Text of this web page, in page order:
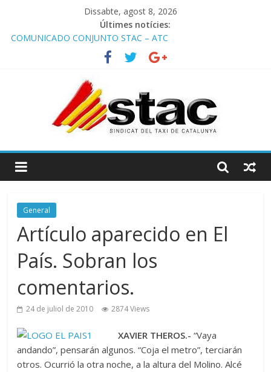
Dissabte, agost 8, 2026
Últimes notícies:
COMUNICADO CONJUNTO STAC – ATC
Comunicado STAC/ ATC de la reunión con los Mossos d
‘Esquadra del aeropuerto de Barcelona.
Programa de Radio TAXI LIBRE 29.07.2026 en COOLTURA FM.
STAC/ATC SOLICITAN TAULA TÈCNICA PARA MEJORAR LA
OPERATIVA DE ENTRADA EN EL PUERTO DE BARCELONA.
Programa de Radio TAXI LIBRE 22.07.2026 en COOLTURA FM.
General
Artículo aparecido en El
País. Sobran los
comentarios.
24 de juliol de 2010 2874 Views
XAVIER THEROS.- “Vaya
andando”, pensarán algunos. “Coja el metro”, terciarán
otros. Ocurrió la otra noche, a la altura del Molino. Alcé